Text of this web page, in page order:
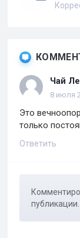
Чай
8 июля
Это
только
Ответить
публикации.